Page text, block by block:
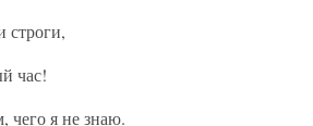
строги,
час!
чего я не знаю.